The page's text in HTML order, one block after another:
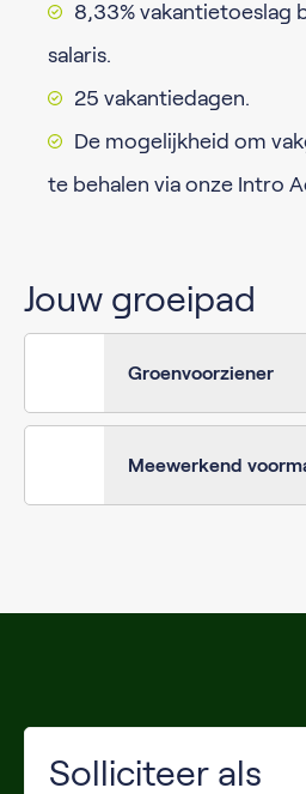
8,33% vakantietoeslag
salaris.
25 vakantiedagen.
De mogelijkheid om
te behalen via onze Intro
Jouw groeipad
Groenvoorziener
Meewerkend
Solliciteer als